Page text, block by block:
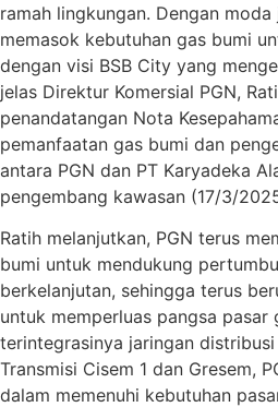
ramah lingkungan. Dengan
memasok kebutuhan gas bumi
dengan visi BSB City yang
jelas Direktur Komersial PGN,
penandatangan Nota
pemanfaatan gas bumi dan
antara PGN dan PT Karyadeka
pengembang kawasan (17/3/
Ratih melanjutkan, PGN terus
bumi untuk mendukung
berkelanjutan, sehingga terus
untuk memperluas pangsa pasar
terintegrasinya jaringan
Transmisi Cisem 1 dan Gresem,
dalam memenuhi kebutuhan